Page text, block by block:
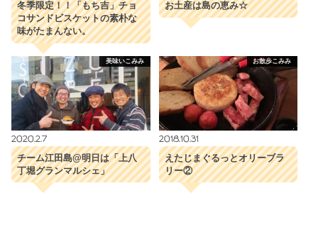
冬季限定！！「もち吉」チョ
コサンドビスケットの素朴な
味がたまんない。
お土産は島の恵み☆
美味いこみみ
2020.2.7
チーム江田島@明日は「上八
丁堀グランマルシェ」
お散歩こみみ
2018.10.31
えたじまぐるっとオリーブラ
リー②